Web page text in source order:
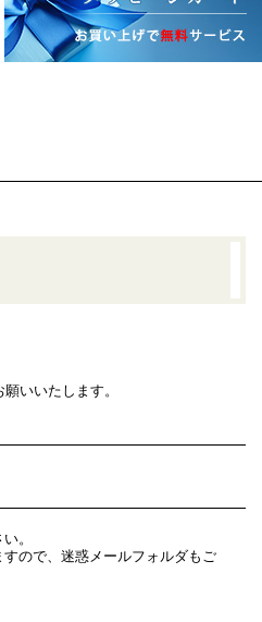
いいたします。
。
ので、迷惑メールフォルダもご